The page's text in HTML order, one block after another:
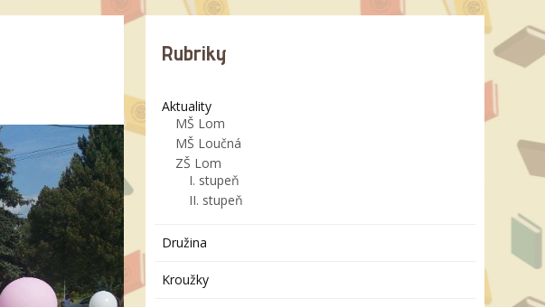
Rubriky
Aktuality
MŠ Lom
MŠ Loučná
ZŠ Lom
I. stupeň
II. stupeň
Družina
Kroužky